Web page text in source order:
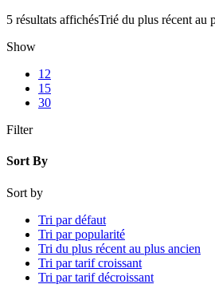
5 résultats affichésTrié du plus récent au
Show
12
15
30
Filter
Sort By
Sort by
Tri par défaut
Tri par popularité
Tri du plus récent au plus ancien
Tri par tarif croissant
Tri par tarif décroissant